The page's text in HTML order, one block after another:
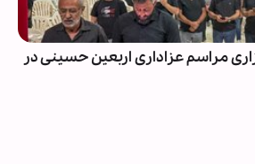
مراسم عزاداری اربعین حسینی در